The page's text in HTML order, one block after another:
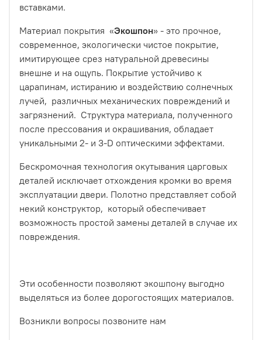
вставками.
Материал покрытия «Экошпон» - это прочное,
современное, экологически чистое покрытие,
имитирующее срез натуральной древесины
внешне и на ощупь. Покрытие устойчиво к
царапинам, истиранию и воздействию солнечных
лучей, различных механических повреждений и
загрязнений. Структура материала, полученного
после прессования и окрашивания, обладает
уникальными 2- и 3-D оптическими эффектами.
Бескромочная технология окутывания царговых
деталей исключает отхождения кромки во время
эксплуатации двери. Полотно представляет собой
некий конструктор, который обеспечивает
возможность простой замены деталей в случае их
повреждения.
Эти особенности позволяют экошпону выгодно
выделяться из более дорогостоящих материалов.
Возникли вопросы позвоните нам